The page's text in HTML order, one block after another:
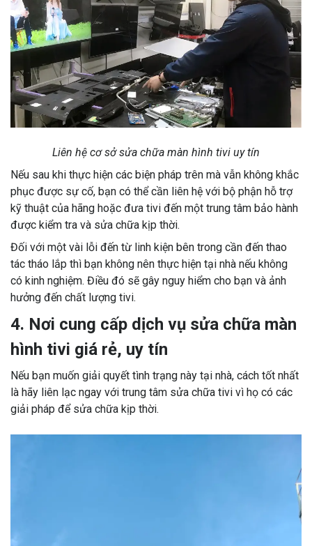
Liên hệ cơ sở sửa chữa màn hình tivi uy tín
Nếu sau khi thực hiện các biện pháp trên mà vẫn không khắc
phục được sự cố, bạn có thể cần liên hệ với bộ phận hỗ trợ
kỹ thuật của hãng hoặc đưa tivi đến một trung tâm bảo hành
được kiểm tra và sửa chữa kịp thời.
Đối với một vài lỗi đến từ linh kiện bên trong cần đến thao
tác tháo lắp thì bạn không nên thực hiện tại nhà nếu không
có kinh nghiệm. Điều đó sẽ gây nguy hiểm cho bạn và ảnh
hưởng đến chất lượng tivi.
4. Nơi cung cấp dịch vụ sửa chữa màn
hình tivi giá rẻ, uy tín
Nếu bạn muốn giải quyết tình trạng này tại nhà, cách tốt nhất
là hãy liên lạc ngay với trung tâm sửa chữa tivi vì họ có các
giải pháp để sửa chữa kịp thời.